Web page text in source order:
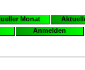
Monat
Anmelden